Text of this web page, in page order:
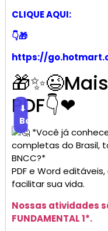
CLIQUE AQUI:
👇🎁
https://
PDF👇❤
⬇
Baixar
*Você já
completas do Brasil,
PDF e Word
facilitar sua vida.
Nossas atividades
FUNDAMENTAL 1*.